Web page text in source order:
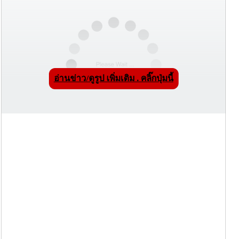
อ่านข่าว/ดูรูป เพิ่มเติม . คลิ๊กปุ่มนี้